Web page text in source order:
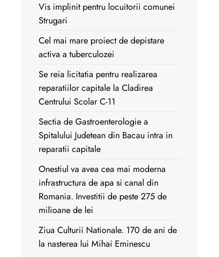
Vis implinit pentru locuitorii comunei
Strugari
Cel mai mare proiect de depistare
activa a tuberculozei
Se reia licitatia pentru realizarea
reparatiilor capitale la Cladirea
Centrului Scolar C-11
Sectia de Gastroenterologie a
Spitalului Judetean din Bacau intra in
reparatii capitale
Onestiul va avea cea mai moderna
infrastructura de apa si canal din
Romania. Investitii de peste 275 de
milioane de lei
Ziua Culturii Nationale. 170 de ani de
la nasterea lui Mihai Eminescu